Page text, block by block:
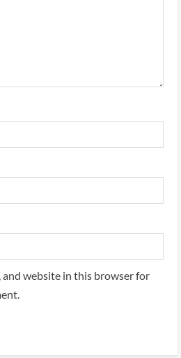
and website in this browser for